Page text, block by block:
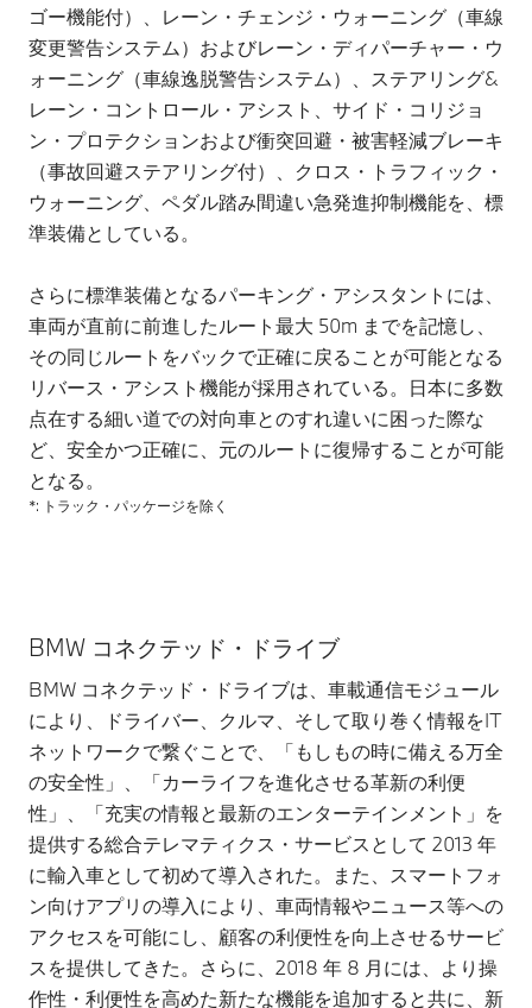
ゴー機能付）、レーン・チェンジ・ウォーニング（車線
変更警告システム）およびレーン・ディパーチャー・ウ
ォーニング（車線逸脱警告システム）、ステアリング&
レーン・コントロール・アシスト、サイド・コリジョ
ン・プロテクションおよび衝突回避・被害軽減ブレーキ
（事故回避ステアリング付）、クロス・トラフィック・
ウォーニング、ペダル踏み間違い急発進抑制機能を、標
準装備としている。
さらに標準装備となるパーキング・アシスタントには、
車両が直前に前進したルート最大 50m までを記憶し、
その同じルートをバックで正確に戻ることが可能となる
リバース・アシスト機能が採用されている。日本に多数
点在する細い道での対向車とのすれ違いに困った際な
ど、安全かつ正確に、元のルートに復帰することが可能
となる。
*: トラック・パッケージを除く
BMW コネクテッド・ドライブ
BMW コネクテッド・ドライブは、車載通信モジュール
により、ドライバー、クルマ、そして取り巻く情報をIT
ネットワークで繋ぐことで、「もしもの時に備える万全
の安全性」、「カーライフを進化させる革新の利便
性」、「充実の情報と最新のエンターテインメント」を
提供する総合テレマティクス・サービスとして 2013 年
に輸入車として初めて導入された。また、スマートフォ
ン向けアプリの導入により、車両情報やニュース等への
アクセスを可能にし、顧客の利便性を向上させるサービ
スを提供してきた。さらに、2018 年 8 月には、より操
作性・利便性を高めた新たな機能を追加すると共に、新